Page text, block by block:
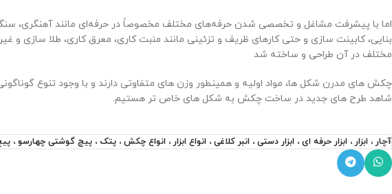
اما با پیشرفت مشاغل و تخصصی شدن حرفه‌های مختلف مخصوصاً در حرفه‌ای مانند آهنگری،
بنایی، کابینت سازی و حتی کارهای ظریف و تزئینی مانند منبت کاری، معرق کاری، طلا سازی
مختلف در آن طراحی و ساخته شد
چکش های مدرن شکل ها، مواد اولیه و همینطور وزن های متفاوتی دارند و با وجود تنوع
شاهد طرح های جدید در ساخت چکش به شکل های خاص تر هستیم.
آچار ، ابزار ، ابزار حرفه ای ، ابزار دستی ، انبر کلاغی ، انواع ابزار ، انواع چکش ، پتک ، پیچ گوشتی